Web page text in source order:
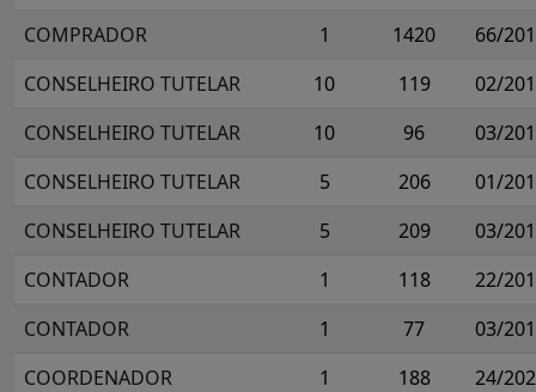
COMPRADOR
1 1420
66/
CONSELHEIRO TUTELAR
10 119
02/
CONSELHEIRO TUTELAR
10 96
03/
CONSELHEIRO TUTELAR
5 206
01/
CONSELHEIRO TUTELAR
5 209
03/
CONTADOR
1 118
22/
CONTADOR
1 77
03/
COORDENADOR
1 188 24/